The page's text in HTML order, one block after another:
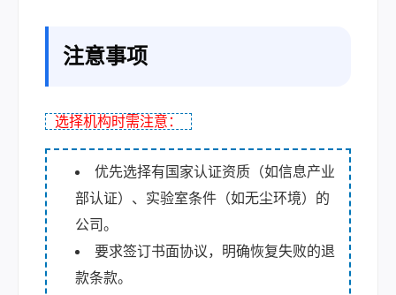
注意事项
选择机构时需注意：
优先选择有国家认证资质（如信息产业
部认证）、实验室条件（如无尘环境）的
公司。
要求签订书面协议，明确恢复失败的退
款条款。